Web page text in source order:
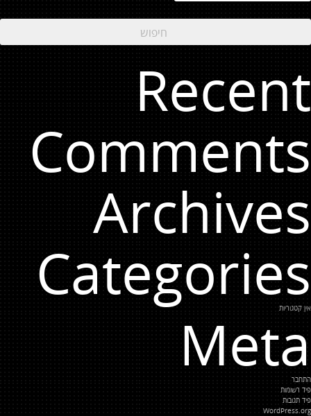
Recent
Comments
Archives
Categories
אין קטגוריות
Meta
התחבר
פיד רשומות
פיד תגובות
WordPress.org